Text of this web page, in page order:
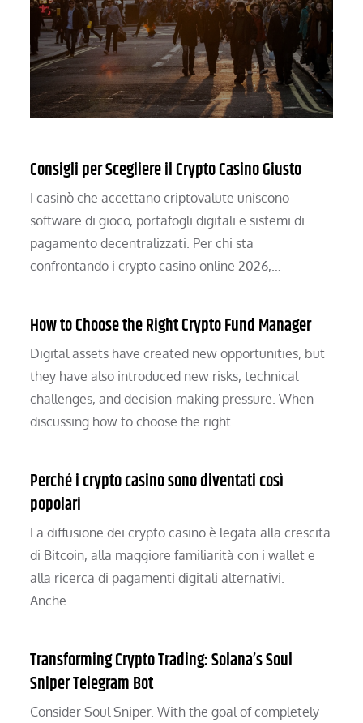
Consigli per Scegliere il Crypto Casino Giusto
I casinò che accettano criptovalute uniscono
software di gioco, portafogli digitali e sistemi di
pagamento decentralizzati. Per chi sta
confrontando i crypto casino online 2026,…
How to Choose the Right Crypto Fund Manager
Digital assets have created new opportunities, but
they have also introduced new risks, technical
challenges, and decision-making pressure. When
discussing how to choose the right…
Perché i crypto casino sono diventati così
popolari
La diffusione dei crypto casino è legata alla crescita
di Bitcoin, alla maggiore familiarità con i wallet e
alla ricerca di pagamenti digitali alternativi.
Anche…
Transforming Crypto Trading: Solana’s Soul
Sniper Telegram Bot
Consider Soul Sniper. With the goal of completely